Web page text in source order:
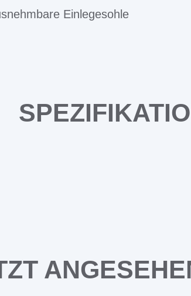
Einlegesohle